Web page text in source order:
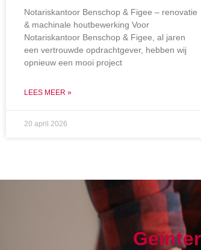
Notariskantoor Benschop & Figee – renovatie
& machinale houtbewerking Voor
Notariskantoor Benschop & Figee, al jaren
een vertrouwde opdrachtgever, hebben wij
opnieuw een mooi project
LEES MEER »
20 april 2026